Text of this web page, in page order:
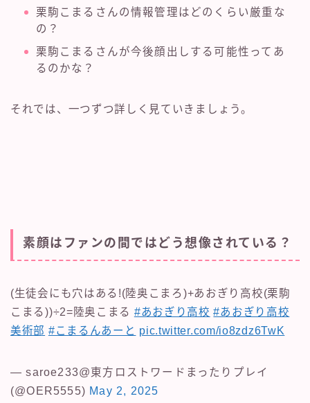
栗駒こまるさんの情報管理はどのくらい厳重な
の？
栗駒こまるさんが今後顔出しする可能性ってあ
るのかな？
それでは、一つずつ詳しく見ていきましょう。
素顔はファンの間ではどう想像されている？
(生徒会にも穴はある!(陸奥こまろ)+あおぎり高校(栗駒
こまる))÷2=陸奥こまる #あおぎり高校 #あおぎり高校
美術部 #こまるんあーと pic.twitter.com/io8zdz6TwK
— saroe233@東方ロストワードまったりプレイ
(@OER5555) May 2, 2025